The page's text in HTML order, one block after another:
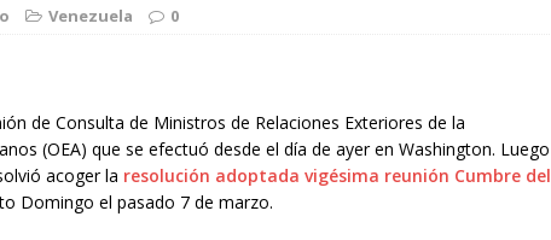
Venezuela 0
de Consulta de Ministros de Relaciones Exteriores de la
(OEA) que se efectuó desde el día de ayer en Washington. Luego
acoger la resolución adoptada vigésima reunión Cumbre del
Domingo el pasado 7 de marzo.